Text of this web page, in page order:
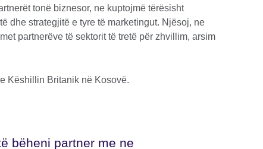
tonë biznesor, ne kuptojmë tërësisht
dhe strategjitë e tyre të marketingut. Njësoj, ne
partnerëve të sektorit të tretë për zhvillim, arsim
Këshillin Britanik në Kosovë.
bëheni partner me ne